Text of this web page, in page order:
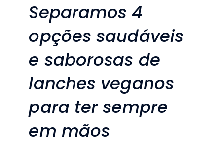
Separamos 4
opções saudáveis
e saborosas de
lanches veganos
para ter sempre
em mãos